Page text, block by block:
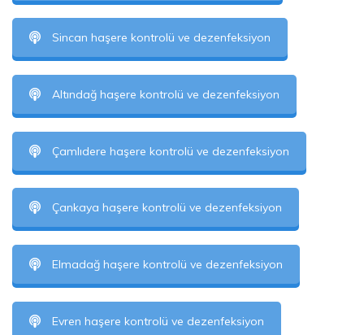
Sincan haşere kontrolü ve dezenfeksiyon
Altındağ haşere kontrolü ve dezenfeksiyon
Çamlıdere haşere kontrolü ve dezenfeksiyon
Çankaya haşere kontrolü ve dezenfeksiyon
Elmadağ haşere kontrolü ve dezenfeksiyon
Evren haşere kontrolü ve dezenfeksiyon